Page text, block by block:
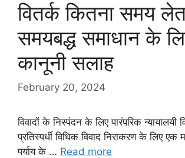
वितर्क कितना समय
समयबद्ध समाधान के
कानूनी सलाह
February 20, 2024
विवादों के निस्पंदन के लिए पारंपरिक न्यायालयी
प्रतिस्पर्धी विधिक विवाद निराकरण के लिए एक
पर्याय के … Read more